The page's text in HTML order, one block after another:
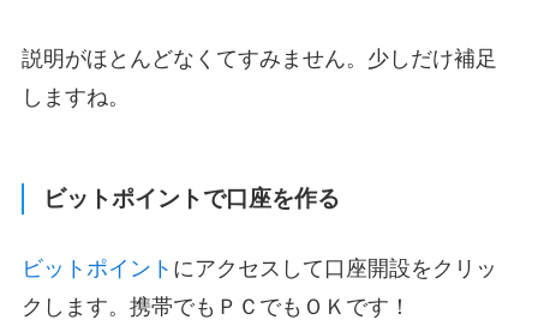
説明がほとんどなくてすみません。少しだけ補足
しますね。
ビットポイントで口座を作る
ビットポイント にアクセスして口座開設をクリッ
クします。携帯でもＰＣでもＯＫです！